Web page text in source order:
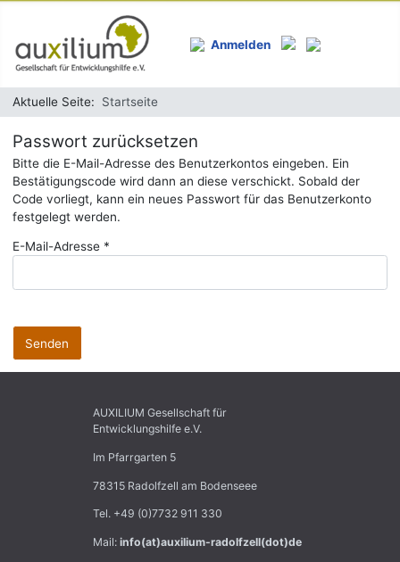
Anmelden
Aktuelle Seite: Startseite
Passwort zurücksetzen
Bitte die E-Mail-Adresse des Benutzerkontos eingeben. Ein
Bestätigungscode wird dann an diese verschickt. Sobald der
Code vorliegt, kann ein neues Passwort für das Benutzerkonto
festgelegt werden.
E-Mail-Adresse*
Senden
AUXILIUM Gesellschaft für
Entwicklungshilfe e.V.
Im Pfarrgarten 5
78315 Radolfzell am Bodenseee
Tel. +49 (0)7732 911 330
Mail:info(at)auxilium-radolfzell(dot)de